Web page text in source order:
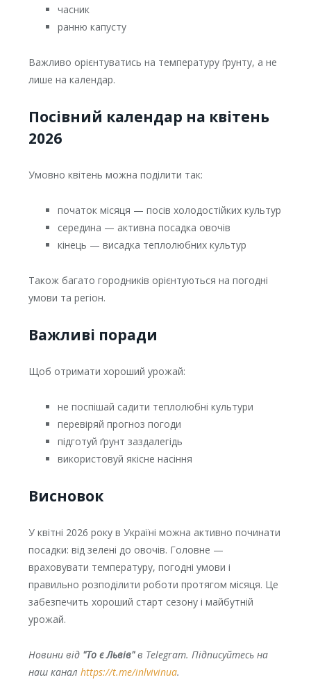
часник
ранню капусту
Важливо орієнтуватись на температуру ґрунту, а не
лише на календар.
Посівний календар на квітень
2026
Умовно квітень можна поділити так:
початок місяця — посів холодостійких культур
середина — активна посадка овочів
кінець — висадка теплолюбних культур
Також багато городників орієнтуються на погодні
умови та регіон.
Важливі поради
Щоб отримати хороший урожай:
не поспішай садити теплолюбні культури
перевіряй прогноз погоди
підготуй ґрунт заздалегідь
використовуй якісне насіння
Висновок
У квітні 2026 року в Україні можна активно починати
посадки: від зелені до овочів. Головне —
враховувати температуру, погодні умови і
правильно розподілити роботи протягом місяця. Це
забезпечить хороший старт сезону і майбутній
урожай.
Новини від "То є Львів"в Telegram. Підписуйтесь на
наш канал https://t.me/inlvivinua.